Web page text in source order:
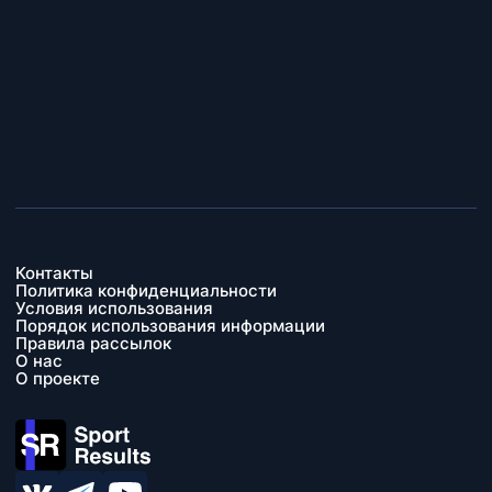
Контакты
Политика конфиденциальности
Условия использования
Порядок использования информации
Правила рассылок
О нас
О проекте